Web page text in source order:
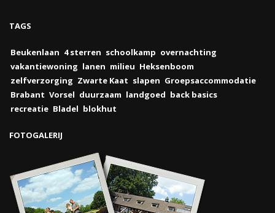
TAGS
Beukenlaan 4 sterren schoolkamp overnachting
vakantiewoning lanen milieu Heksenboom
zelfverzorging Zwarte Kaat slapen Groepsaccommodatie
Brabant Vorsel duurzaam landgoed back basics
recreatie Bladel blokhut
FOTOGALERIJ